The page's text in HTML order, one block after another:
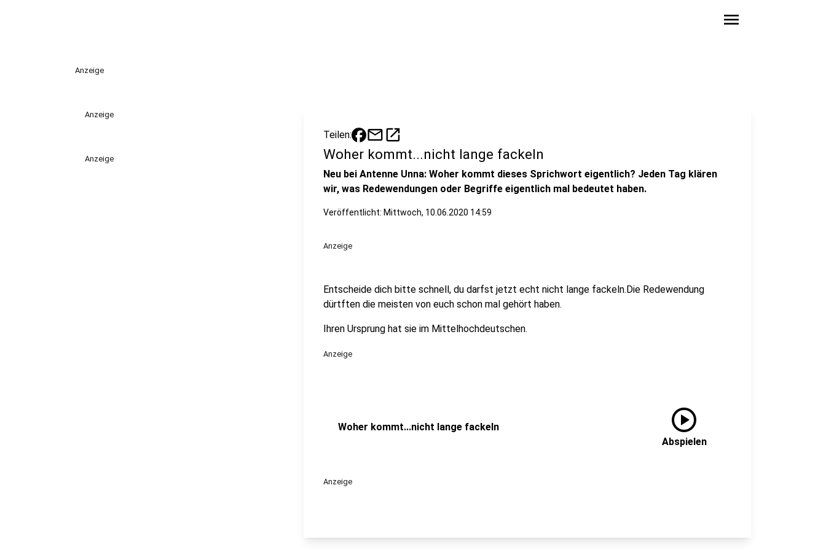
menu
Anzeige
Anzeige
Anzeige
Teilen: mailopen_in_new
Woher kommt...nicht lange fackeln
Neu bei Antenne Unna: Woher kommt dieses Sprichwort eigentlich? Jeden Tag klären
wir, was Redewendungen oder Begriffe eigentlich mal bedeutet haben.
Veröffentlicht: Mittwoch, 10.06.2020 14:59
Anzeige
Entscheide dich bitte schnell, du darfst jetzt echt nicht lange fackeln.Die Redewendung
dürtften die meisten von euch schon mal gehört haben.
Ihren Ursprung hat sie im Mittelhochdeutschen.
Anzeige
Woher kommt...nicht lange fackeln play_circle
Abspielen
Anzeige